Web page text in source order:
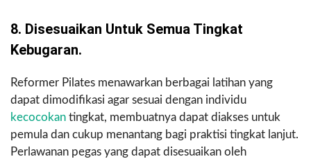
8. Disesuaikan Untuk Semua Tingkat
Kebugaran.
Reformer Pilates menawarkan berbagai latihan yang
dapat dimodifikasi agar sesuai dengan individu
kecocokan tingkat, membuatnya dapat diakses untuk
pemula dan cukup menantang bagi praktisi tingkat lanjut.
Perlawanan pegas yang dapat disesuaikan oleh